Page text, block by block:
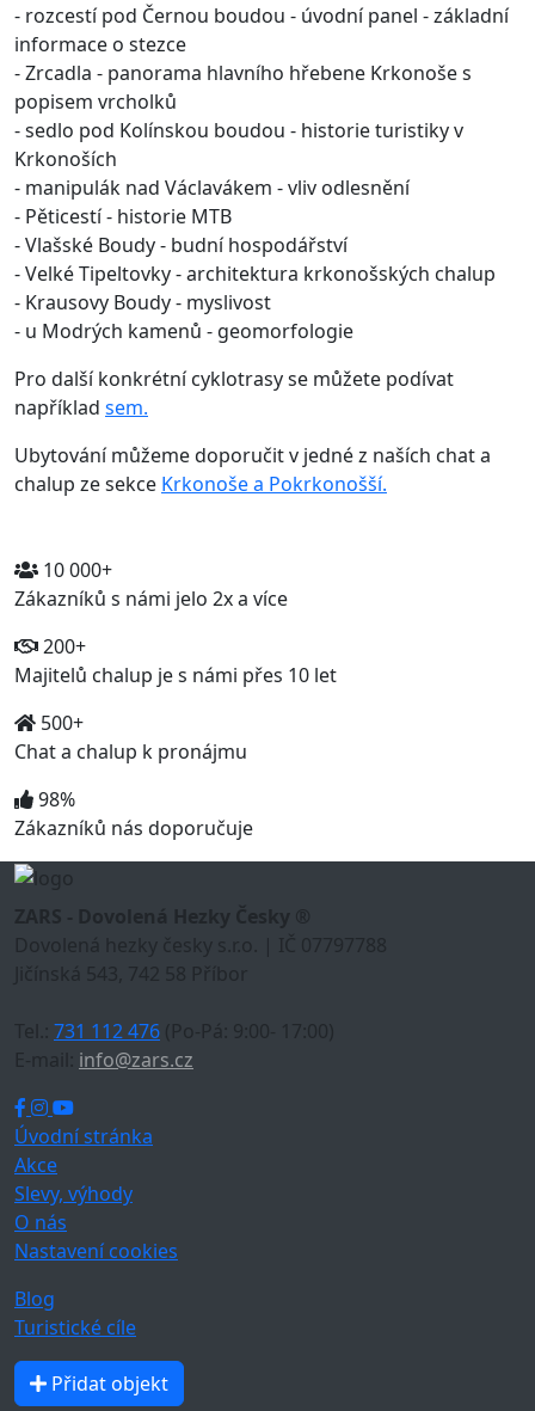
- rozcestí pod Černou boudou - úvodní panel - základní
informace o stezce
- Zrcadla - panorama hlavního hřebene Krkonoše s
popisem vrcholků
- sedlo pod Kolínskou boudou - historie turistiky v
Krkonoších
- manipulák nad Václavákem - vliv odlesnění
- Pěticestí - historie MTB
- Vlašské Boudy - budní hospodářství
- Velké Tipeltovky - architektura krkonošských chalup
- Krausovy Boudy - myslivost
- u Modrých kamenů - geomorfologie
Pro další konkrétní cyklotrasy se můžete podívat
například sem.
Ubytování můžeme doporučit v jedné z naších chat a
chalup ze sekce Krkonoše a Pokrkonošší.
10 000+
Zákazníků s námi jelo 2x a více
200+
Majitelů chalup je s námi přes 10 let
500+
Chat a chalup k pronájmu
98%
Zákazníků nás doporučuje
ZARS - Dovolená Hezky Česky ®
Dovolená hezky česky s.r.o. | IČ 07797788
Jičínská 543, 742 58 Příbor
Tel.: 731 112 476 (Po-Pá: 9:00- 17:00)
E-mail: info@zars.cz
Úvodní stránka
Akce
Slevy, výhody
O nás
Nastavení cookies
Blog
Turistické cíle
Přidat objekt